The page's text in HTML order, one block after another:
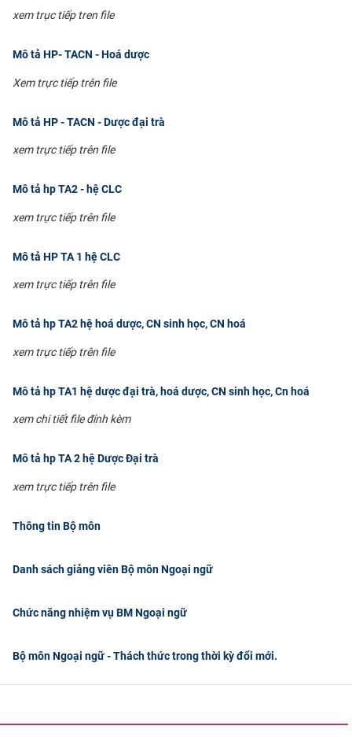
xem trục tiếp tren file
Mô tả HP- TACN - Hoá dược
Xem trực tiếp trên file
Mô tả HP - TACN - Dược đại trà
xem trực tiếp trên file
Mô tả hp TA2 - hệ CLC
xem trực tiếp trên file
Mô tả HP TA 1 hệ CLC
xem trực tiếp trên file
Mô tả hp TA2 hệ hoá dược, CN sinh học, CN hoá
xem trực tiếp trên file
Mô tả hp TA1 hệ dược đại trà, hoá dược, CN sinh học, Cn hoá
xem chi tiết file đính kèm
Mô tả hp TA 2 hệ Dược Đại trà
xem trực tiếp trên file
Thông tin Bộ môn
Danh sách giảng viên Bộ môn Ngoại ngữ
Chức năng nhiệm vụ BM Ngoại ngữ
Bộ môn Ngoại ngữ - Thách thức trong thời kỳ đổi mới.